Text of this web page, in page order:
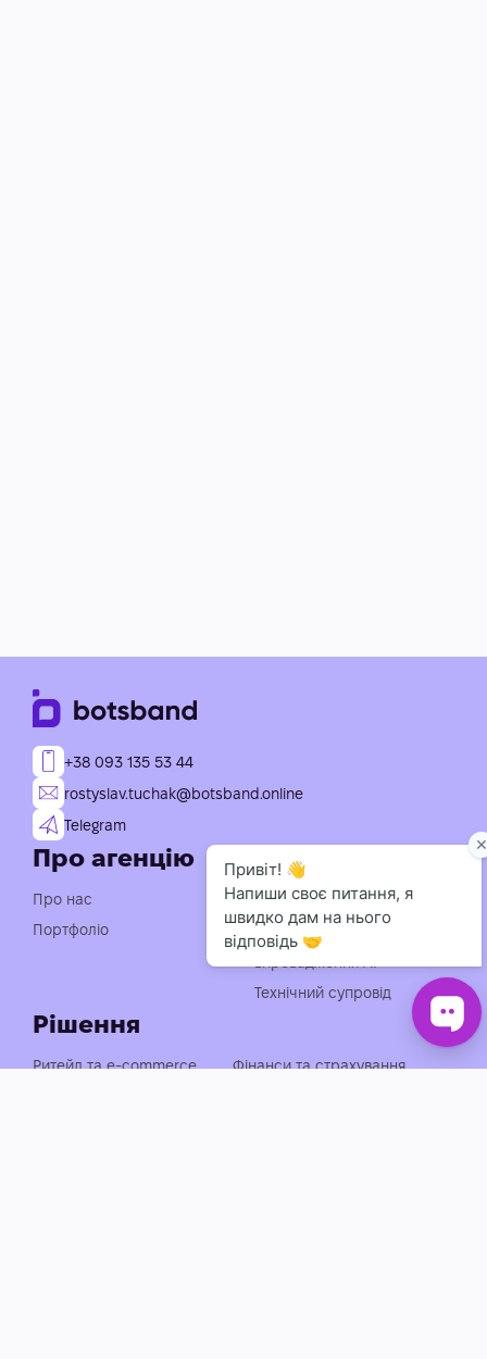
+38 093 135 53 44
rostyslav.tuchak@botsband.online
Telegram
Про агенцію
Про нас
Портфоліо
Рішення
Ритейл та e-commerce
Фінанси та страхування
Послуги
Індивідуальна розробка
чат-ботів
Консультація із
Технічний супровід